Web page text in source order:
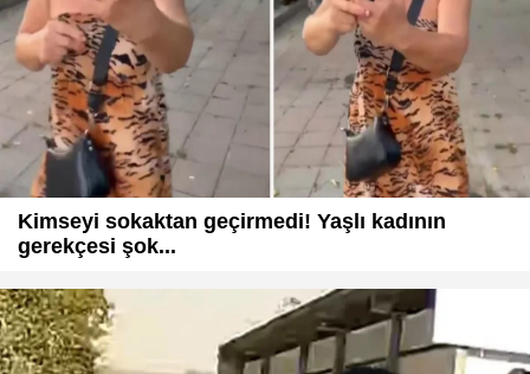
Kimseyi sokaktan geçirmedi! Yaşlı kadının
gerekçesi şok...